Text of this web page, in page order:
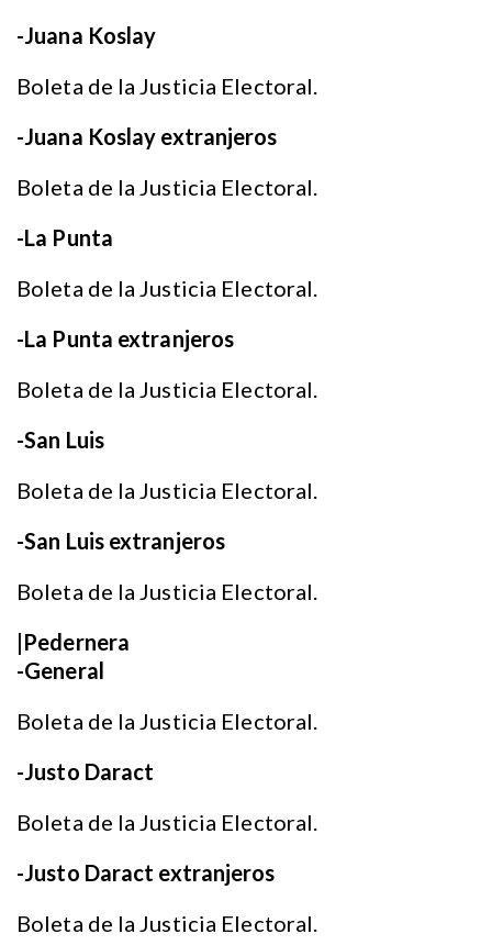
-Juana Koslay
Boleta de la Justicia Electoral.
-Juana Koslay extranjeros
Boleta de la Justicia Electoral.
-La Punta
Boleta de la Justicia Electoral.
-La Punta extranjeros
Boleta de la Justicia Electoral.
-San Luis
Boleta de la Justicia Electoral.
-San Luis extranjeros
Boleta de la Justicia Electoral.
|Pedernera
-General
Boleta de la Justicia Electoral.
-Justo Daract
Boleta de la Justicia Electoral.
-Justo Daract extranjeros
Boleta de la Justicia Electoral.